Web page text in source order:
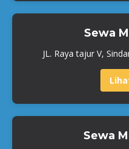
Sewa
JL. Raya tajur V,
Sewa